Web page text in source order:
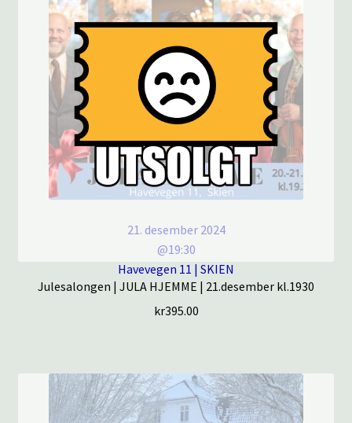
21. desember 2024
@19:30
Havevegen 11 | SKIEN
Julesalongen | JULA HJEMME | 21.desember kl.1930
kr395.00